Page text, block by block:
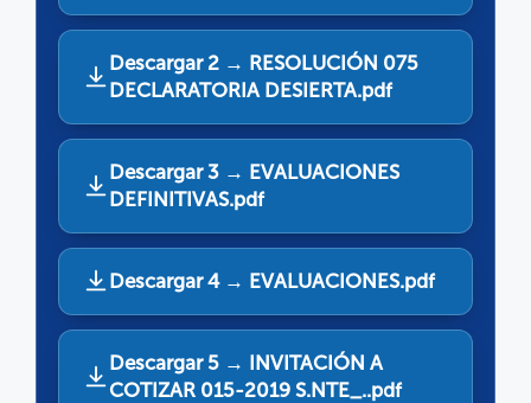
Descargar 2 → RESOLUCIÓN 075
DECLARATORIA DESIERTA.pdf
Descargar 3 → EVALUACIONES
DEFINITIVAS.pdf
Descargar 4 → EVALUACIONES.pdf
Descargar 5 → INVITACIÓN A
COTIZAR 015-2019 S.NTE_..pdf